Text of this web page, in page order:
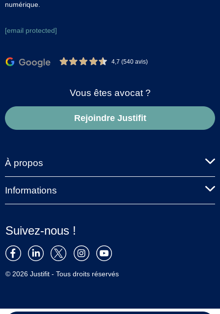
numérique.
[email protected]
4,7 (540 avis)
Vous êtes avocat ?
Rejoindre Justifit
À propos
Informations
Suivez-nous !
© 2026 Justifit - Tous droits réservés